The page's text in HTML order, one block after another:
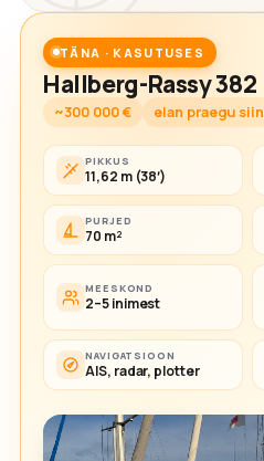
TÄNA · KASUTUSES
Hallberg-Rassy 382
~300 000 € elan praegu siin
PIKKUS
11,62 m (38′)
PURJED
70 m²
MEESKOND
2–5 inimest
NAVIGATSIOON
AIS, radar, plotter